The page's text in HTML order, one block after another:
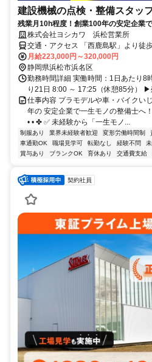
建設機械の点検・整備スタッ
残業月10h程度！創業100年の安定企業
株式会社ヨシカワ 浜松営業所
交通・アクセス 「西鹿島駅」より徒
月給223,000円～320,000円
静岡県浜松市浜名区
勤務時間詳細 実働時間：1日あたり8
り21日 8:00 ～ 17:25（休憩85分）
仕事内容 プラモデルや車・バイクい
年の 安定企業で一生モノの整備士へ！
• • ✤ ✅ 未経験から「一生モノ...
制服あり 業界未経験者歓迎 変形労働時間制
車通勤OK
職場見学可 転勤なし 経験不問
賞与あり
ブランクOK 育休あり 交通費支給
契約社員